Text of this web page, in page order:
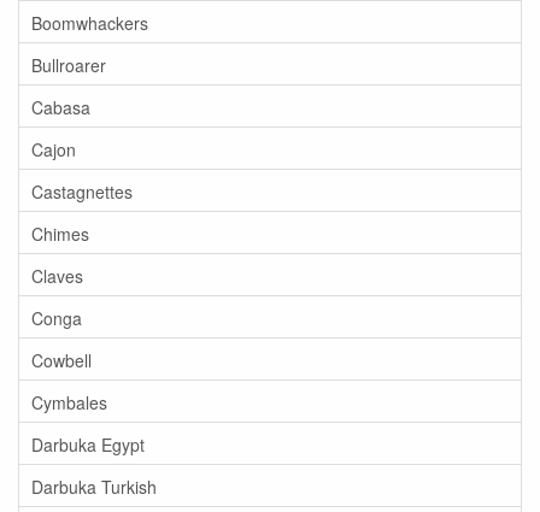
Boomwhackers
Bullroarer
Cabasa
Cajon
Castagnettes
Chimes
Claves
Conga
Cowbell
Cymbales
Darbuka Egypt
Darbuka Turkish